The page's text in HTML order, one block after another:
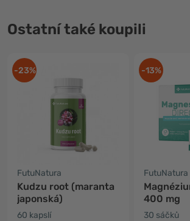
Ostatní také koupili
-23%
FutuNatura
Kudzu root (maranta
japonská)
60 kapslí
-13%
FutuNatura
400 mg
30 sáčků